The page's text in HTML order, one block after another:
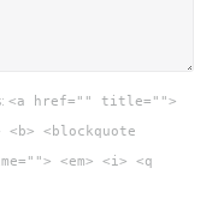
<a href="" title="">
<blockquote
<em> <i> <q